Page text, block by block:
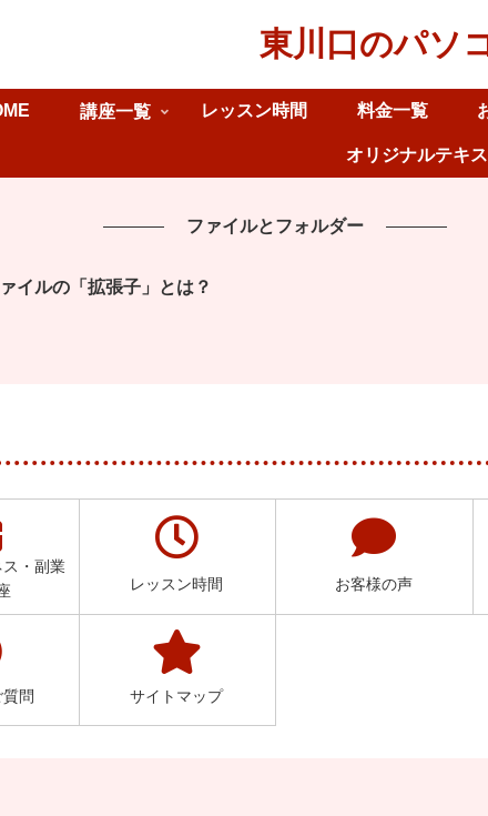
東川口のパソ
講座一覧 レッスン時間 料金一覧
オリジナルテキ
ファイルとフォルダー
イルの「拡張子」とは？
・副業
レッスン時間 お客様の声
問 サイトマップ